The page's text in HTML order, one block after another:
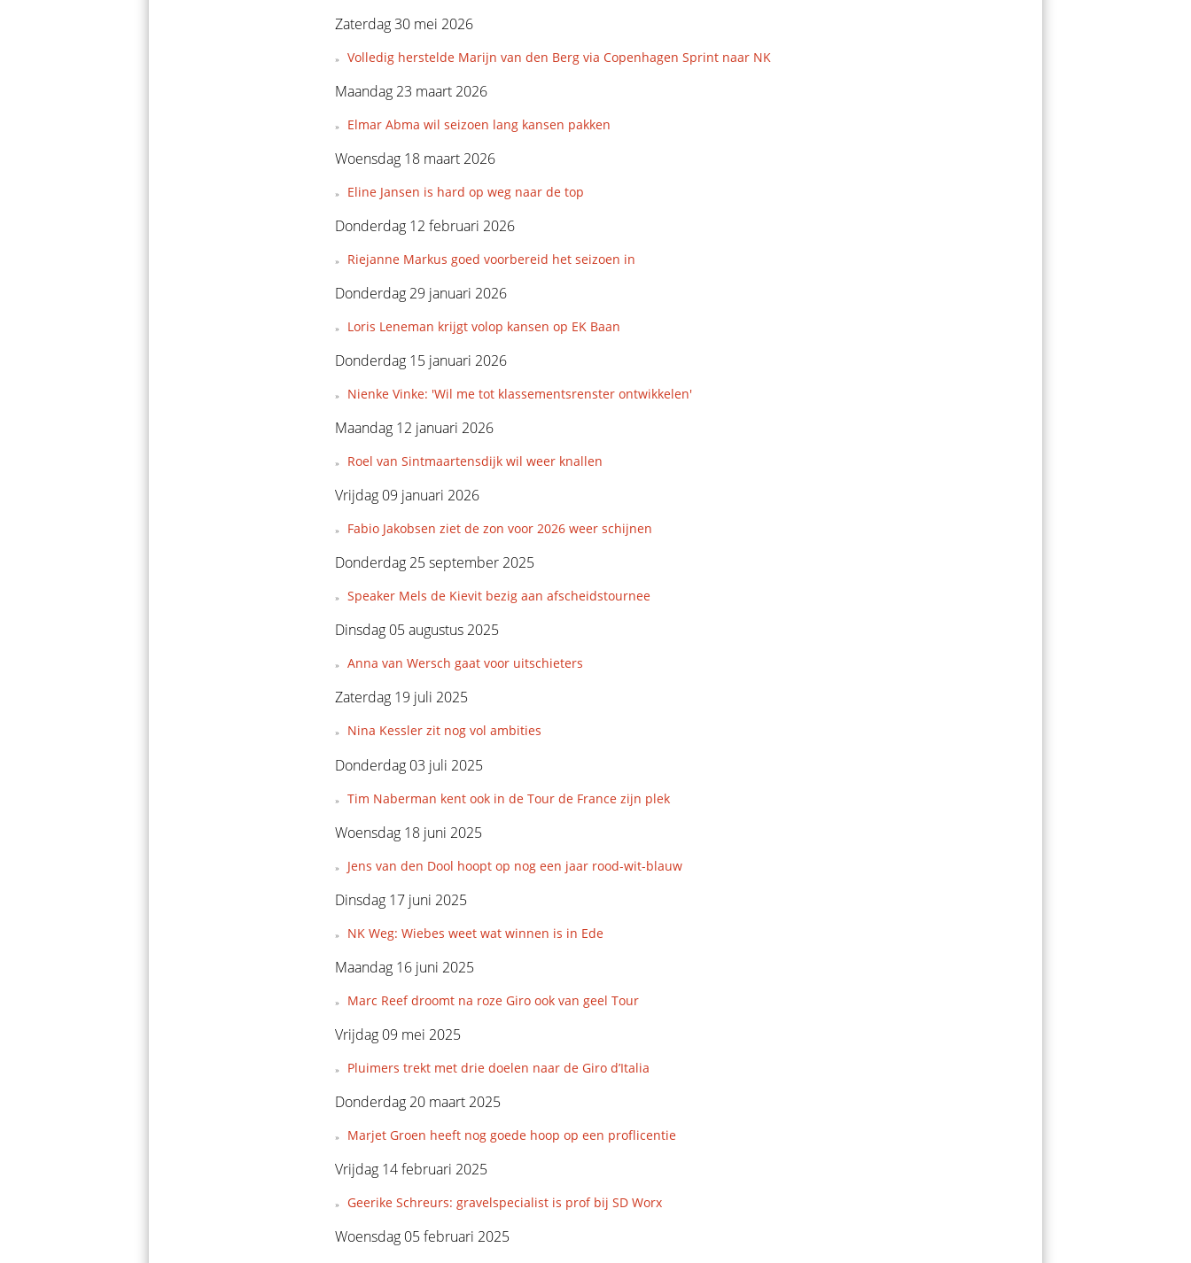
Zaterdag 30 mei 2026
Volledig herstelde Marijn van den Berg via Copenhagen Sprint naar NK
Maandag 23 maart 2026
Elmar Abma wil seizoen lang kansen pakken
Woensdag 18 maart 2026
Eline Jansen is hard op weg naar de top
Donderdag 12 februari 2026
Riejanne Markus goed voorbereid het seizoen in
Donderdag 29 januari 2026
Loris Leneman krijgt volop kansen op EK Baan
Donderdag 15 januari 2026
Nienke Vinke: 'Wil me tot klassementsrenster ontwikkelen'
Maandag 12 januari 2026
Roel van Sintmaartensdijk wil weer knallen
Vrijdag 09 januari 2026
Fabio Jakobsen ziet de zon voor 2026 weer schijnen
Donderdag 25 september 2025
Speaker Mels de Kievit bezig aan afscheidstournee
Dinsdag 05 augustus 2025
Anna van Wersch gaat voor uitschieters
Zaterdag 19 juli 2025
Nina Kessler zit nog vol ambities
Donderdag 03 juli 2025
Tim Naberman kent ook in de Tour de France zijn plek
Woensdag 18 juni 2025
Jens van den Dool hoopt op nog een jaar rood-wit-blauw
Dinsdag 17 juni 2025
NK Weg: Wiebes weet wat winnen is in Ede
Maandag 16 juni 2025
Marc Reef droomt na roze Giro ook van geel Tour
Vrijdag 09 mei 2025
Pluimers trekt met drie doelen naar de Giro d’Italia
Donderdag 20 maart 2025
Marjet Groen heeft nog goede hoop op een proflicentie
Vrijdag 14 februari 2025
Geerike Schreurs: gravelspecialist is prof bij SD Worx
Woensdag 05 februari 2025